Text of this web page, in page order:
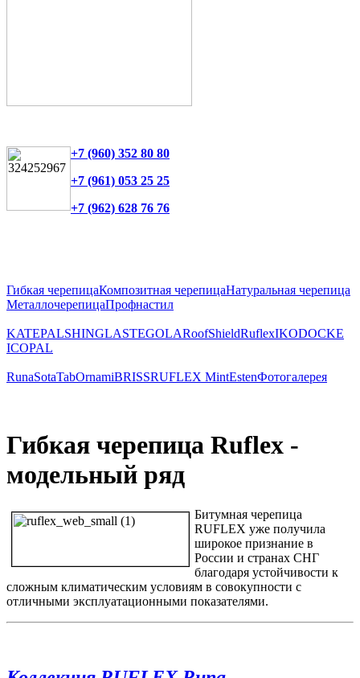
+7 (960) 352 80 80
+7 (961) 053 25 25
+7 (962) 628 76 76
Гибкая черепицаКомпозитная черепицаНатуральная черепица
МеталлочерепицаПрофнастил
KATEPALSHINGLASTEGOLARoofShieldRuflexIKODOCKE
ICOPAL
RunaSotaTabOrnamiBRISSRUFLEX MintEstenФотогалерея
Гибкая черепица Ruflex -
модельный ряд
Битумная черепица
RUFLEX уже получила
широкое признание в
России и странах СНГ
благодаря устойчивости к
сложным климатическим условиям в совокупности с
отличными эксплуатационными показателями.